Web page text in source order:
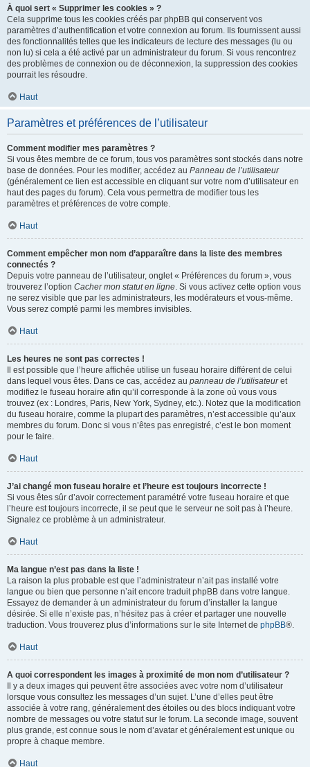
À quoi sert « Supprimer les cookies » ?
Cela supprime tous les cookies créés par phpBB qui conservent vos
paramètres d’authentification et votre connexion au forum. Ils fournissent aussi
des fonctionnalités telles que les indicateurs de lecture des messages (lu ou
non lu) si cela a été activé par un administrateur du forum. Si vous rencontrez
des problèmes de connexion ou de déconnexion, la suppression des cookies
pourrait les résoudre.
Haut
Paramètres et préférences de l’utilisateur
Comment modifier mes paramètres ?
Si vous êtes membre de ce forum, tous vos paramètres sont stockés dans notre
base de données. Pour les modifier, accédez au Panneau de l’utilisateur
(généralement ce lien est accessible en cliquant sur votre nom d’utilisateur en
haut des pages du forum). Cela vous permettra de modifier tous les
paramètres et préférences de votre compte.
Haut
Comment empêcher mon nom d’apparaître dans la liste des membres
connectés ?
Depuis votre panneau de l’utilisateur, onglet « Préférences du forum », vous
trouverez l’option Cacher mon statut en ligne. Si vous activez cette option vous
ne serez visible que par les administrateurs, les modérateurs et vous-même.
Vous serez compté parmi les membres invisibles.
Haut
Les heures ne sont pas correctes !
Il est possible que l’heure affichée utilise un fuseau horaire différent de celui
dans lequel vous êtes. Dans ce cas, accédez au panneau de l’utilisateuret
modifiez le fuseau horaire afin qu’il corresponde à la zone où vous vous
trouvez (ex : Londres, Paris, New York, Sydney, etc.). Notez que la modification
du fuseau horaire, comme la plupart des paramètres, n’est accessible qu’aux
membres du forum. Donc si vous n’êtes pas enregistré, c’est le bon moment
pour le faire.
Haut
J’ai changé mon fuseau horaire et l’heure est toujours incorrecte !
Si vous êtes sûr d’avoir correctement paramétré votre fuseau horaire et que
l’heure est toujours incorrecte, il se peut que le serveur ne soit pas à l’heure.
Signalez ce problème à un administrateur.
Haut
Ma langue n’est pas dans la liste !
La raison la plus probable est que l’administrateur n’ait pas installé votre
langue ou bien que personne n’ait encore traduit phpBB dans votre langue.
Essayez de demander à un administrateur du forum d’installer la langue
désirée. Si elle n’existe pas, n’hésitez pas à créer et partager une nouvelle
traduction. Vous trouverez plus d’informations sur le site Internet de phpBB®.
Haut
A quoi correspondent les images à proximité de mon nom d’utilisateur ?
Il y a deux images qui peuvent être associées avec votre nom d’utilisateur
lorsque vous consultez les messages d’un sujet. L’une d’elles peut être
associée à votre rang, généralement des étoiles ou des blocs indiquant votre
nombre de messages ou votre statut sur le forum. La seconde image, souvent
plus grande, est connue sous le nom d’avatar et généralement est unique ou
propre à chaque membre.
Haut